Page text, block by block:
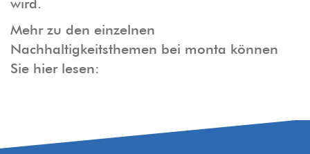
wird.
Mehr zu den einzelnen
Nachhaltigkeitsthemen bei monta können
Sie hier lesen: